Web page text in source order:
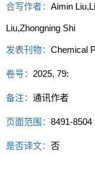
合写作者：Aimin
Liu,Zhongning Shi
发表刊物：Chemical
卷号： 2025, 79:
备注：通讯作者
页面范围：8491-8504
是否译文：否